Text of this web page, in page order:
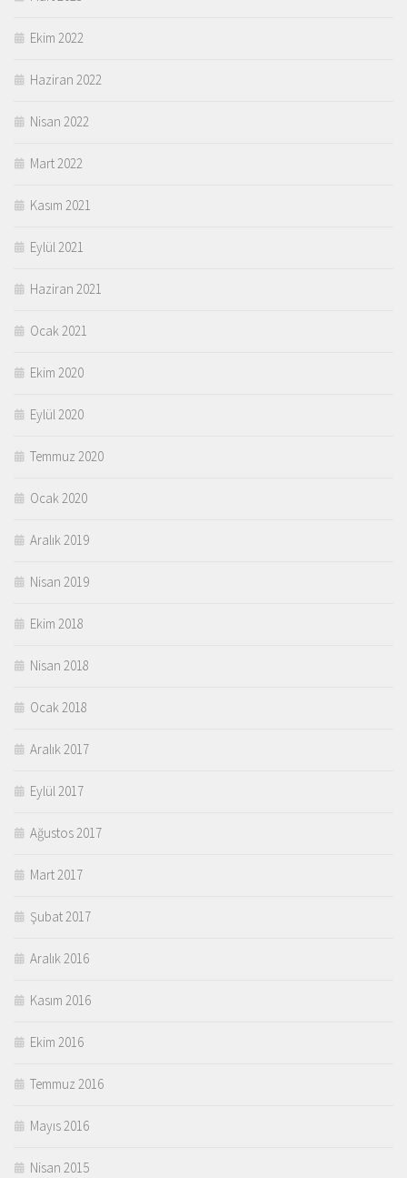
Ekim 2022
Haziran 2022
Nisan 2022
Mart 2022
Kasım 2021
Eylül 2021
Haziran 2021
Ocak 2021
Ekim 2020
Eylül 2020
Temmuz 2020
Ocak 2020
Aralık 2019
Nisan 2019
Ekim 2018
Nisan 2018
Ocak 2018
Aralık 2017
Eylül 2017
Ağustos 2017
Mart 2017
Şubat 2017
Aralık 2016
Kasım 2016
Ekim 2016
Temmuz 2016
Mayıs 2016
Nisan 2015